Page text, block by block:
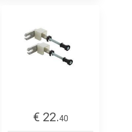
€ 22.40